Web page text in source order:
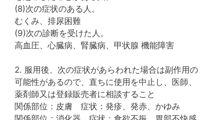
(8)次の症状のある人。
むくみ、排尿困難
(9)次の診断を受けた人。
高血圧、心臓病、腎臓病、甲状腺 機能障害
2. 服用後、次の症状があらわれた場合は副作用の
可能性があるので、直ちに使用を中止し、医師、
薬剤師又は登録販売者に相談すること
関係部位：皮膚 症状：発疹、発赤、かゆみ